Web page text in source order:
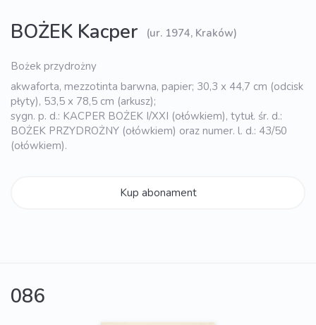
BOŻEK Kacper (ur. 1974, Kraków)
Bożek przydrożny
akwaforta, mezzotinta barwna, papier; 30,3 x 44,7 cm (odcisk
płyty), 53,5 x 78,5 cm (arkusz);
sygn. p. d.: KACPER BOŻEK I/XXI (ołówkiem), tytuł. śr. d.:
BOŻEK PRZYDROŻNY (ołówkiem) oraz numer. l. d.: 43/50
(ołówkiem).
Kup abonament
086